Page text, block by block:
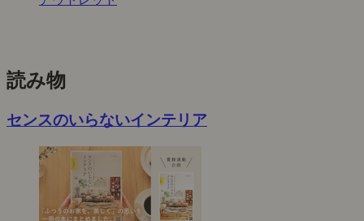
読み物
センスのいらないインテリア